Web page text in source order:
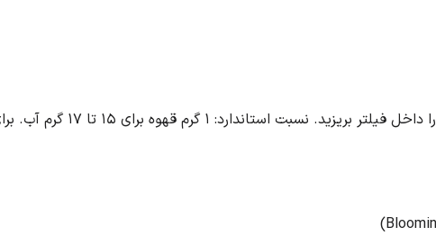
۱ گرم قهوه برای ۱۵ تا ۱۷ گرم آب. برای مثال ۲۰ گرم قهوه با ۳۰۰ میلی‌لیتر آب.